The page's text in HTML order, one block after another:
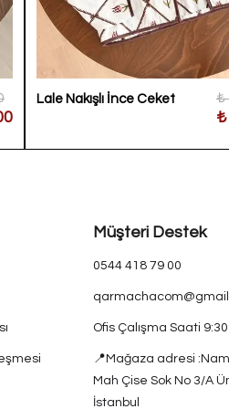
Lale Nakışlı İnce Ceket ₺
₺
Müşteri Destek
0544 418 79 00
Ofis Çalışma Saati
📍Mağaza adresi
Mah Çise Sok No 3/A
İstanbul